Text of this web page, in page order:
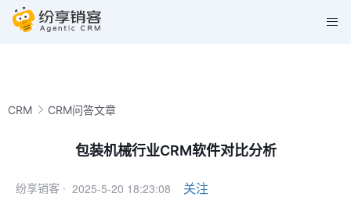
CRM CRM问答文章
包装机械行业CRM软件对比分析
纷享销客 · 2025-5-20 18:23:08 关注